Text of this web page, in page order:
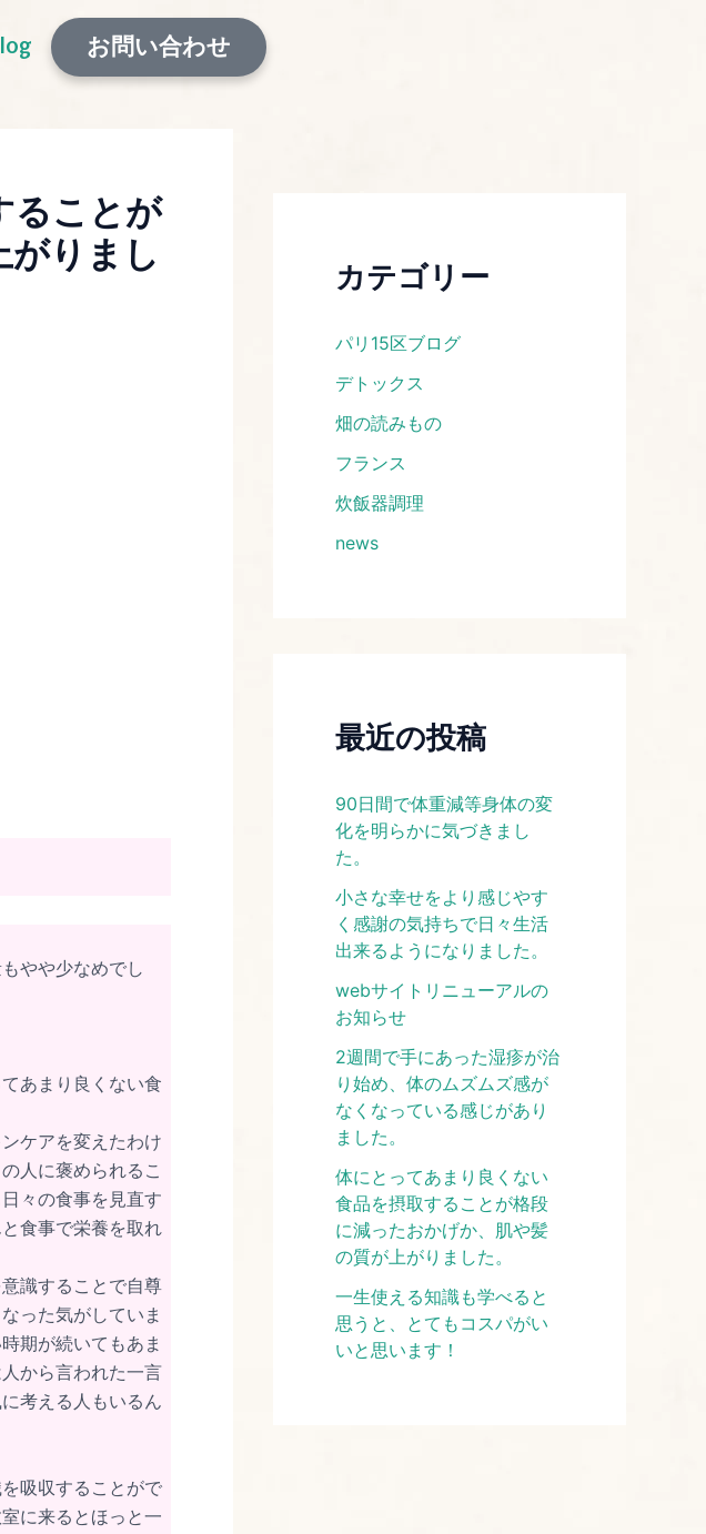
お問い合わせ
ることが
がりまし
やや少なめでし
あまり良くない食
ケアを変えたわけ
人に褒められるこ
々の食事を見直す
食事で栄養を取れ
識することで自尊
った気がしていま
期が続いてもあま
から言われた一言
考える人もいるん
吸収することがで
に来るとほっと一
カテゴリー
パリ15区ブログ
デトックス
畑の読みもの
フランス
炊飯器調理
news
最近の投稿
​90日間で体重減等身体の変
化を明らかに気づきまし
た。​
​​小さな幸せをより感じやす
く感謝の気持ちで日々生活
出来るようになりました。​
webサイトリニューアルの
お知らせ
2週間で手にあった湿疹が治
り始め、体のムズムズ感が
なくなっている感じがあり
ました。
体にとってあまり良くない
食品を摂取することが格段
に減ったおかげか、肌や髪
の質が上がりました。
一生使える知識も学べると
思うと、とてもコスパがい
いと思います！